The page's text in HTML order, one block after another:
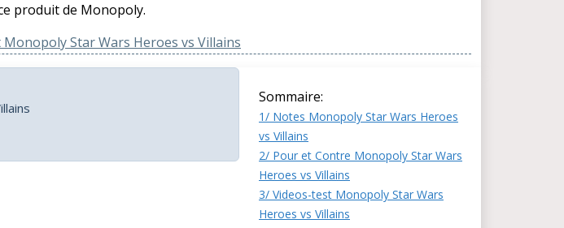
produit de Monopoly.
Monopoly Star Wars Heroes vs Villains
Sommaire:
1/ Notes Monopoly Star Wars Heroes
vs Villains
2/ Pour et Contre Monopoly Star Wars
Heroes vs Villains
3/ Videos-test Monopoly Star Wars
Heroes vs Villains